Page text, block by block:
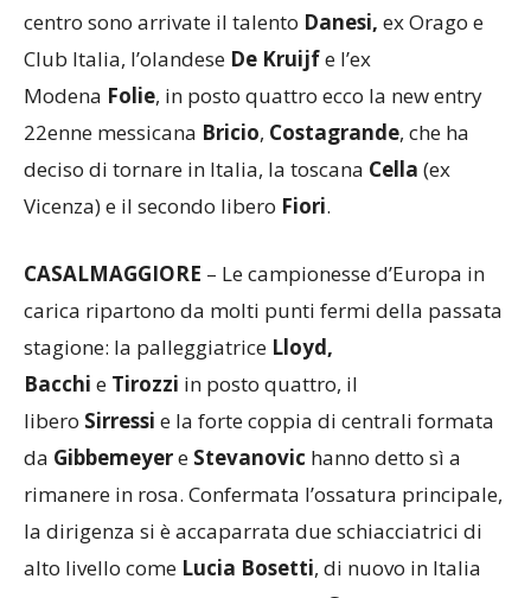
centro sono arrivate il talento Danesi, ex Orago e
Club Italia, l’olandese De Kruijfe l’ex
Modena Folie, in posto quattro ecco la new entry
22enne messicana Bricio, Costagrande, che ha
deciso di tornare in Italia, la toscana Cella (ex
Vicenza) e il secondo libero Fiori.
CASALMAGGIORE – Le campionesse d’Europa in
carica ripartono da molti punti fermi della passata
stagione: la palleggiatrice Lloyd,
Bacchi e Tirozzi in posto quattro, il
libero Sirressi e la forte coppia di centrali formata
da Gibbemeyere Stevanovic hanno detto sì a
rimanere in rosa. Confermata l’ossatura principale,
la dirigenza si è accaparrata due schiacciatrici di
alto livello come Lucia Bosetti, di nuovo in Italia